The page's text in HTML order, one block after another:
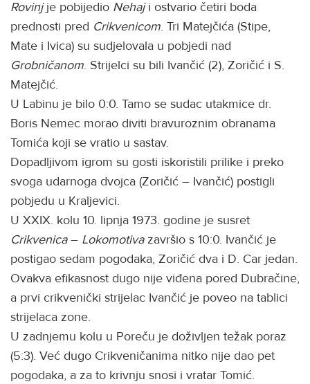
Rovinjje pobijedio Nehaji ostvario četiri boda
prednosti pred Crikvenicom. Tri Matejčića (Stipe,
Mate i Ivica) su sudjelovala u pobjedi nad
Grobničanom. Strijelci su bili Ivančić (2), Zoričić i S.
Matejčić.
U Labinu je bilo 0:0. Tamo se sudac utakmice dr.
Boris Nemec morao diviti bravuroznim obranama
Tomića koji se vratio u sastav.
Dopadljivom igrom su gosti iskoristili prilike i preko
svoga udarnoga dvojca (Zoričić – Ivančić) postigli
pobjedu u Kraljevici.
U XXIX. kolu 10. lipnja 1973. godine je susret
Crikvenica– Lokomotivazavršio s 10:0. Ivančić je
postigao sedam pogodaka, Zoričić dva i D. Car jedan.
Ovakva efikasnost dugo nije viđena pored Dubračine,
a prvi crikvenički strijelac Ivančić je poveo na tablici
strijelaca zone.
U zadnjemu kolu u Poreču je doživljen težak poraz
(5:3). Već dugo Crikveničanima nitko nije dao pet
pogodaka, a za to krivnju snosi i vratar Tomić.